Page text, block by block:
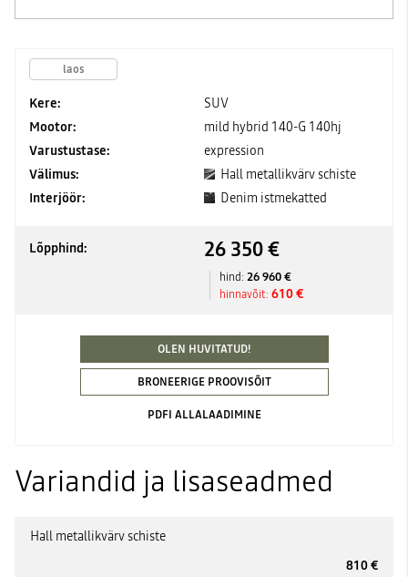
laos
Kere:
SUV
Mootor:
mild hybrid 140-G 140hj
Varustustase:
expression
Välimus:
Hall metallikvärv schiste
Interjöör:
Denim istmekatted
Lõpphind: 26 350 €
hind: 26 960 €
hinnavõit: 610 €
OLEN HUVITATUD!
BRONEERIGE PROOVISÕIT
PDFI ALLALAADIMINE
Variandid ja lisaseadmed
Hall metallikvärv schiste
810 €